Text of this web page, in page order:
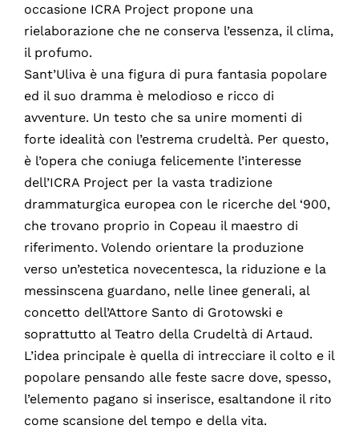
occasione ICRA Project propone una
rielaborazione che ne conserva l’essenza, il clima,
il profumo.
Sant’Uliva è una figura di pura fantasia popolare
ed il suo dramma è melodioso e ricco di
avventure. Un testo che sa unire momenti di
forte idealità con l’estrema crudeltà. Per questo,
è l’opera che coniuga felicemente l’interesse
dell’ICRA Project per la vasta tradizione
drammaturgica europea con le ricerche del ‘900,
che trovano proprio in Copeau il maestro di
riferimento. Volendo orientare la produzione
verso un’estetica novecentesca, la riduzione e la
messinscena guardano, nelle linee generali, al
concetto dell’Attore Santo di Grotowski e
soprattutto al Teatro della Crudeltà di Artaud.
L’idea principale è quella di intrecciare il colto e il
popolare pensando alle feste sacre dove, spesso,
l’elemento pagano si inserisce, esaltandone il rito
come scansione del tempo e della vita.